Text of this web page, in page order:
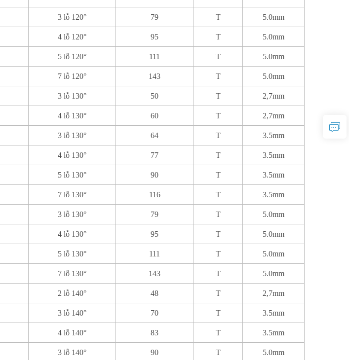
3 lỗ 120° 79 T 5.0mm
4 lỗ 120° 95 T 5.0mm
5 lỗ 120° 111 T 5.0mm
7 lỗ 120° 143 T 5.0mm
3 lỗ 130° 50 T 2,7mm
4 lỗ 130° 60 T 2,7mm
3 lỗ 130° 64 T 3.5mm
4 lỗ 130° 77 T 3.5mm
5 lỗ 130° 90 T 3.5mm
7 lỗ 130° 116 T 3.5mm
3 lỗ 130° 79 T 5.0mm
4 lỗ 130° 95 T 5.0mm
5 lỗ 130° 111 T 5.0mm
7 lỗ 130° 143 T 5.0mm
2 lỗ 140° 48 T 2,7mm
3 lỗ 140° 70 T 3.5mm
4 lỗ 140° 83 T 3.5mm
3 lỗ 140° 90 T 5.0mm